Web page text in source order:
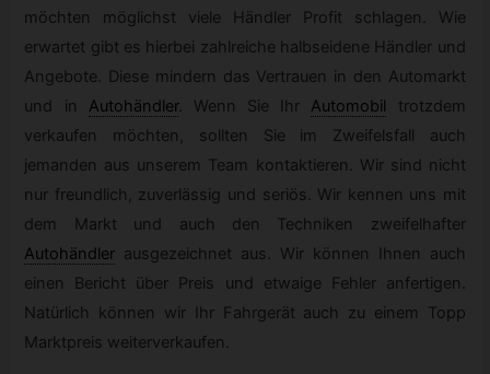
möchten möglichst viele Händler Profit schlagen. Wie
erwartet gibt es hierbei zahlreiche halbseidene Händler und
Angebote. Diese mindern das Vertrauen in den Automarkt
und in
Autohändler. Wenn Sie Ihr Automobil
trotzdem
verkaufen möchten, sollten Sie im Zweifelsfall auch
jemanden aus unserem Team kontaktieren. Wir sind nicht
nur freundlich, zuverlässig und seriös. Wir kennen uns mit
dem Markt und auch den Techniken zweifelhafter
Autohändler ausgezeichnet aus. Wir können Ihnen auch
einen Bericht über Preis und etwaige Fehler anfertigen.
Natürlich können wir Ihr Fahrgerät auch zu einem Topp
Marktpreis weiterverkaufen.